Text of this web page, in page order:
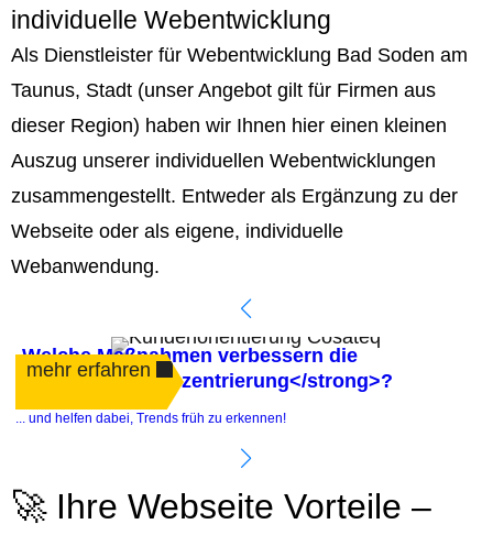
individuelle Webentwicklung
Als Dienstleister für Webentwicklung Bad Soden am
Taunus, Stadt (unser Angebot gilt für Firmen aus
dieser Region) haben wir Ihnen hier einen kleinen
Auszug unserer individuellen Webentwicklungen
zusammengestellt. Entweder als Ergänzung zu der
Webseite oder als eigene, individuelle
Webanwendung.
Welche Maßnahmen verbessern die
<strong>Kundenzentrierung</strong>?
mehr erfahren
... und helfen dabei, Trends früh zu erkennen!
🚀 Ihre Webseite Vorteile –